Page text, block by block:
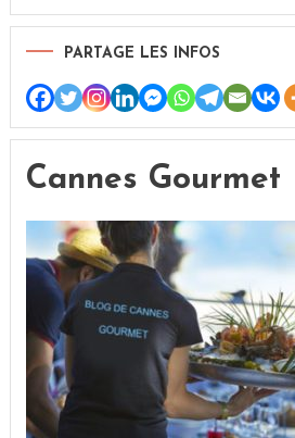
PARTAGE LES INFOS
Cannes Gourmet